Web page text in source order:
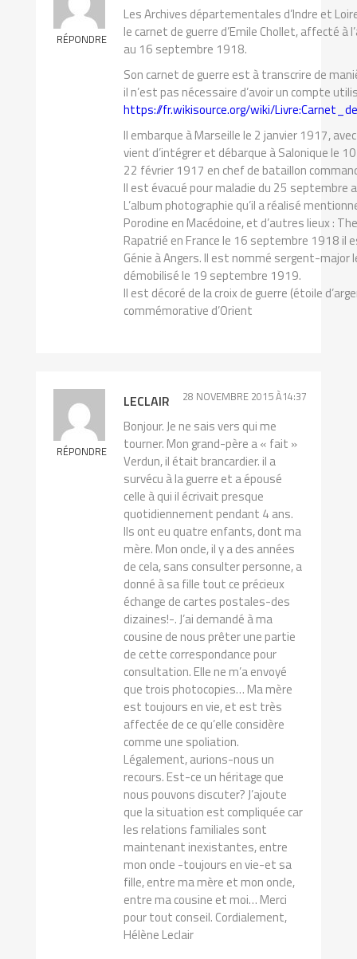
RÉPONDRE
Les Archives départementales d’Indre et
le carnet de guerre d’Emile Chollet, affecté à
au 16 septembre 1918.
Son carnet de guerre est à transcrire de
il n’est pas nécessaire d’avoir un compte
https://fr.wikisource.org/wiki/
Il embarque à Marseille le 2 janvier 1917,
vient d’intégrer et débarque à Salonique le
22 février 1917 en chef de bataillon
Il est évacué pour maladie du 25 septembre
L’album photographie qu’il a réalisé
Porodine en Macédoine, et d’autres lieux :
Rapatrié en France le 16 septembre 1918 il
Génie à Angers. Il est nommé sergent-
démobilisé le 19 septembre 1919.
Il est décoré de la croix de guerre (étoile
commémorative d’Orient
RÉPONDRE
LECLAIR 28 NOVEMBRE 2015 À14:37
Bonjour. Je ne sais vers qui me
tourner. Mon grand-père a « fait »
Verdun, il était brancardier. il a
survécu à la guerre et a épousé
celle à qui il écrivait presque
quotidiennement pendant 4 ans.
Ils ont eu quatre enfants, dont ma
mère. Mon oncle, il y a des années
de cela, sans consulter personne, a
donné à sa fille tout ce précieux
échange de cartes postales-des
dizaines!-. J’ai demandé à ma
cousine de nous prêter une partie
de cette correspondance pour
consultation. Elle ne m’a envoyé
que trois photocopies… Ma mère
est toujours en vie, et est très
affectée de ce qu’elle considère
comme une spoliation.
Légalement, aurions-nous un
recours. Est-ce un héritage que
nous pouvons discuter? J’ajoute
que la situation est compliquée car
les relations familiales sont
maintenant inexistantes, entre
mon oncle -toujours en vie-et sa
fille, entre ma mère et mon oncle,
entre ma cousine et moi… Merci
pour tout conseil. Cordialement,
Hélène Leclair